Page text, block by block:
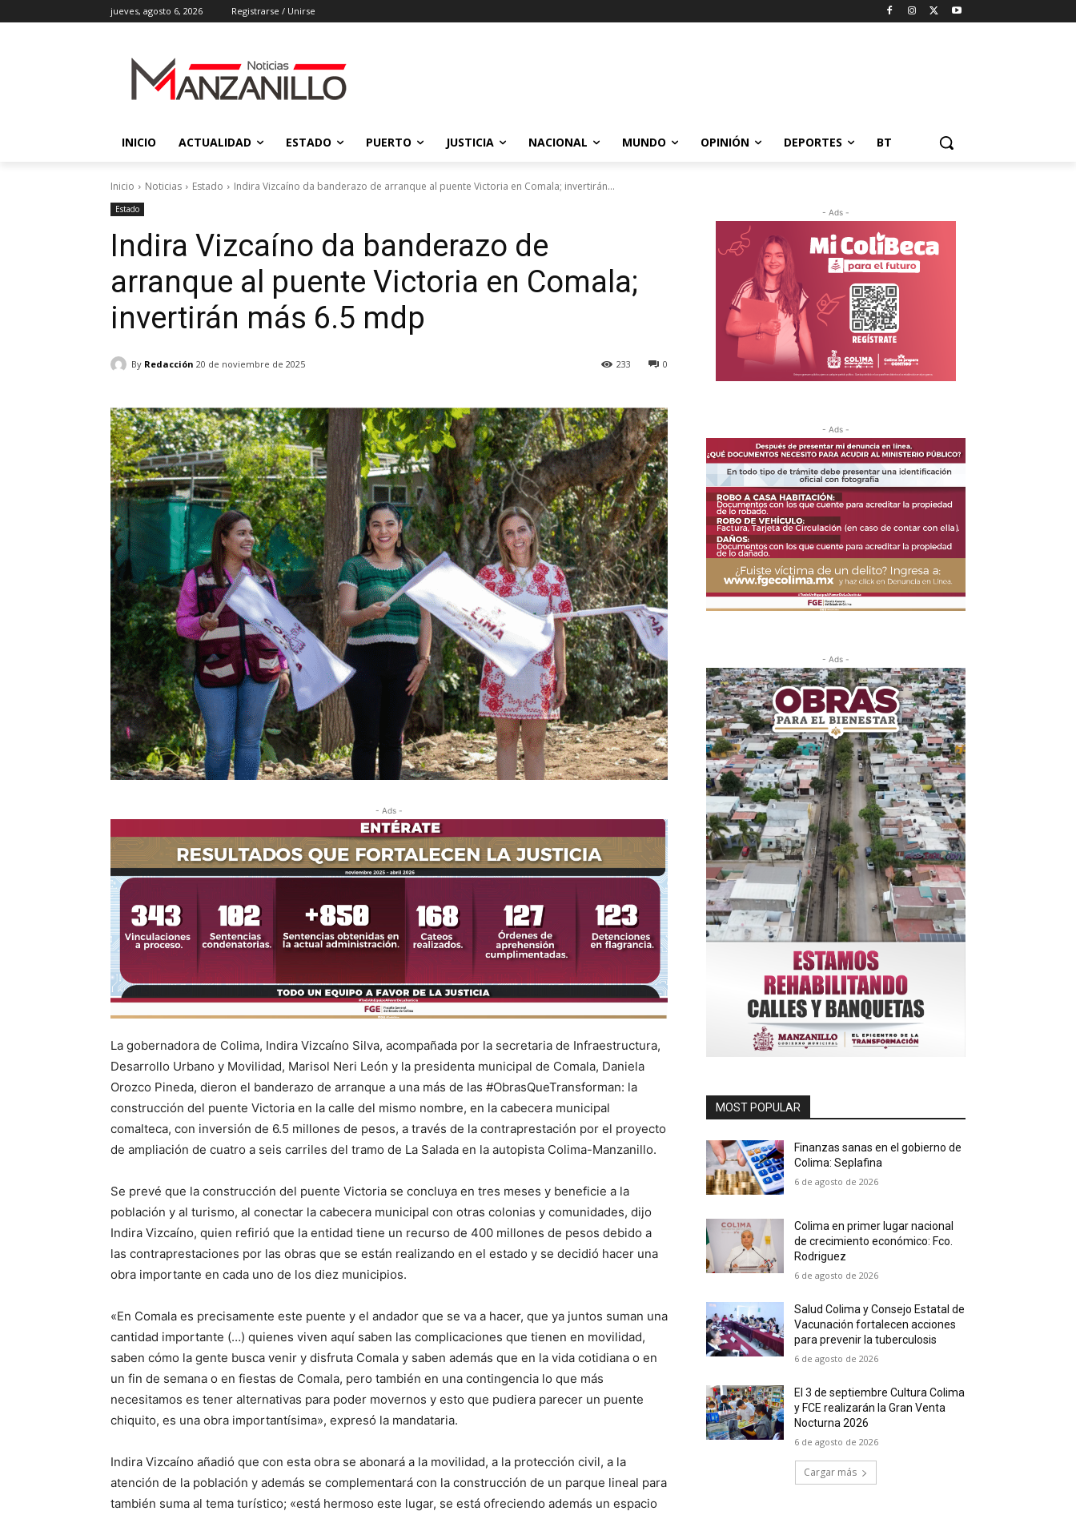
jueves, agosto 6, 2026 Registrarse / Unirse
INICIO ACTUALIDAD ESTADO PUERTO JUSTICIA NACIONAL MUNDO OPINIÓN DEPORTES BT
Inicio Noticias Estado Indira Vizcaíno da banderazo de arranque al puente Victoria en Comala; invertirán...
Estado
Indira Vizcaíno da banderazo de
arranque al puente Victoria en Comala;
invertirán más 6.5 mdp
By Redacción 20 de noviembre de 2025 0
233
- Ads -
La gobernadora de Colima, Indira Vizcaíno Silva, acompañada por la secretaria de Infraestructura,
Desarrollo Urbano y Movilidad, Marisol Neri León y la presidenta municipal de Comala, Daniela
Orozco Pineda, dieron el banderazo de arranque a una más de las #ObrasQueTransforman: la
construcción del puente Victoria en la calle del mismo nombre, en la cabecera municipal
comalteca, con inversión de 6.5 millones de pesos, a través de la contraprestación por el proyecto
de ampliación de cuatro a seis carriles del tramo de La Salada en la autopista Colima-Manzanillo.
Se prevé que la construcción del puente Victoria se concluya en tres meses y beneficie a la
población y al turismo, al conectar la cabecera municipal con otras colonias y comunidades, dijo
Indira Vizcaíno, quien refirió que la entidad tiene un recurso de 400 millones de pesos debido a
las contraprestaciones por las obras que se están realizando en el estado y se decidió hacer una
obra importante en cada uno de los diez municipios.
«En Comala es precisamente este puente y el andador que se va a hacer, que ya juntos suman una
cantidad importante (…) quienes viven aquí saben las complicaciones que tienen en movilidad,
saben cómo la gente busca venir y disfruta Comala y saben además que en la vida cotidiana o en
un fin de semana o en fiestas de Comala, pero también en una contingencia lo que más
necesitamos es tener alternativas para poder movernos y esto que pudiera parecer un puente
chiquito, es una obra importantísima», expresó la mandataria.
Indira Vizcaíno añadió que con esta obra se abonará a la movilidad, a la protección civil, a la
atención de la población y además se complementará con la construcción de un parque lineal para
también suma al tema turístico; «está hermoso este lugar, se está ofreciendo además un espacio
- Ads -
- Ads -
- Ads -
MOST POPULAR
Finanzas sanas en el gobierno de
Colima: Seplafina
6 de agosto de 2026
Colima en primer lugar nacional
de crecimiento económico: Fco.
Rodriguez
6 de agosto de 2026
Salud Colima y Consejo Estatal de
Vacunación fortalecen acciones
para prevenir la tuberculosis
6 de agosto de 2026
El 3 de septiembre Cultura Colima
y FCE realizarán la Gran Venta
Nocturna 2026
6 de agosto de 2026
Cargar más